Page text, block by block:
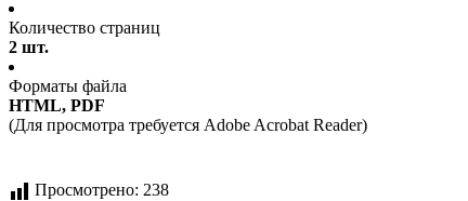
Количество страниц
2 шт.
Форматы файла
HTML, PDF
(Для просмотра требуется Adobe Acrobat Reader)
Просмотрено: 238